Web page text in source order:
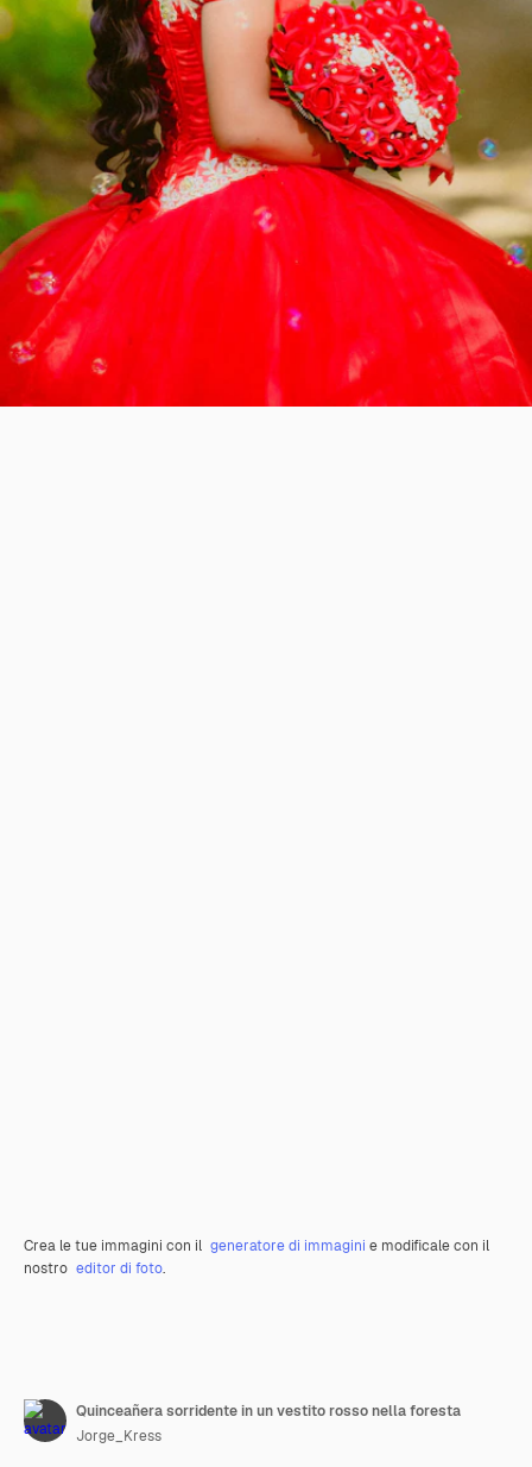
Crea le tue immagini con il generatore di immagini e modificale con il
nostro editor di foto.
Quinceañera sorridente in un vestito rosso nella foresta
Jorge_Kress